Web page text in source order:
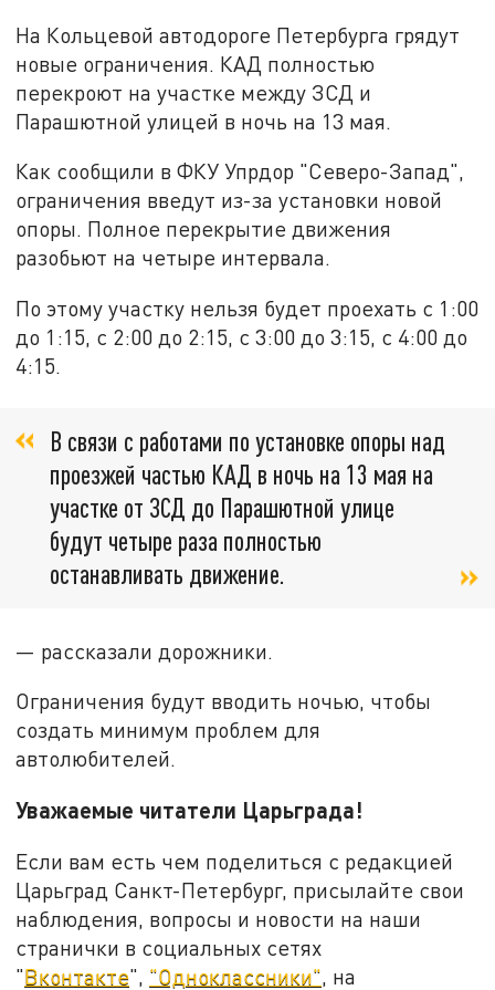
На Кольцевой автодороге Петербурга грядут
новые ограничения. КАД полностью
перекроют на участке между ЗСД и
Парашютной улицей в ночь на 13 мая.
Как сообщили в ФКУ Упрдор "Северо-Запад",
ограничения введут из-за установки новой
опоры. Полное перекрытие движения
разобьют на четыре интервала.
По этому участку нельзя будет проехать с 1:00
до 1:15, с 2:00 до 2:15, с 3:00 до 3:15, с 4:00 до
4:15.
В связи с работами по установке опоры над
проезжей частью КАД в ночь на 13 мая на
участке от ЗСД до Парашютной улице
будут четыре раза полностью
останавливать движение.
— рассказали дорожники.
Ограничения будут вводить ночью, чтобы
создать минимум проблем для
автолюбителей.
Уважаемые читатели Царьграда!
Если вам есть чем поделиться с редакцией
Царьград Санкт-Петербург, присылайте свои
наблюдения, вопросы и новости на наши
странички в социальных сетях
"Вконтакте", "Одноклассники", на